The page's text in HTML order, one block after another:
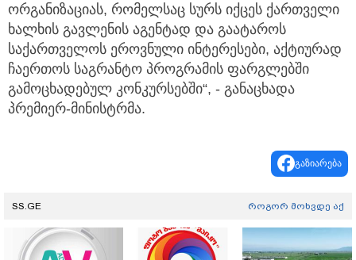
ორგანიზაციას, რომელსაც სურს იქცეს ქართველი
ხალხის გავლენის აგენტად და გაატაროს
საქართველოს ეროვნული ინტერესები, აქტიურად
ჩაერთოს საგრანტო პროგრამის ფარგლებში
გამოცხადებულ კონკურსებში“, - განაცხადა
პრემიერ-მინისტრმა.
გაზიარება
SS.GE როგორ მოხვდე აქ